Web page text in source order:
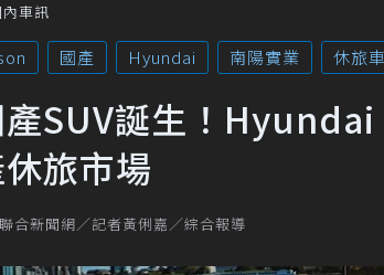
內車訊
國產 Hyundai 南陽實業 休旅車
SUV誕生！
旅市場
聯合新聞網／記者黃俐嘉／綜合報導